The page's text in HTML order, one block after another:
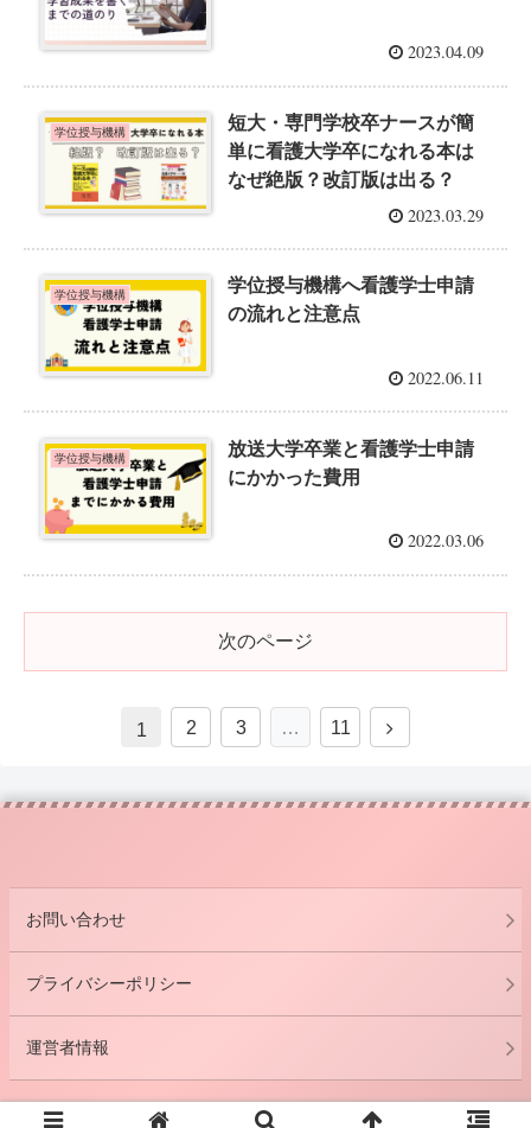
2023.04.09
学位授与機構
短大・専門学校卒ナースが簡
単に看護大学卒になれる本は
なぜ絶版？改訂版は出る？
2023.03.29
学位授与機構
学位授与機構へ看護学士申請
の流れと注意点
2022.06.11
学位授与機構
放送大学卒業と看護学士申請
にかかった費用
2022.03.06
次のページ
1 2 3 … 11
お問い合わせ
プライバシーポリシー
運営者情報